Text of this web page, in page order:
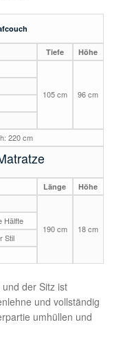
Tiefe Höhe
105 cm 96 cm
220 cm
Länge Höhe
190 cm 18 cm
Hälfte
Stil
der Sitz ist
und vollständig
umhüllen und